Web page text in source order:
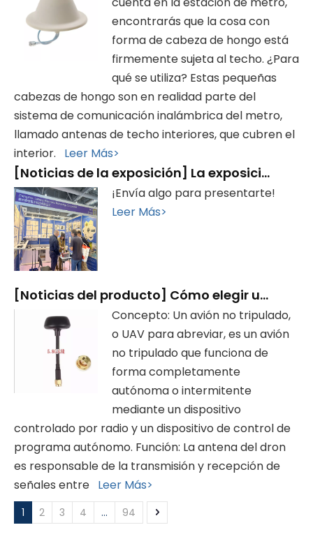
encontrarás que la cosa con
forma de cabeza de hongo está
firmemente sujeta al techo. ¿Para
qué se utiliza? Estas pequeñas
cabezas de hongo son en realidad parte del
sistema de comunicación inalámbrica del metro,
llamado antenas de techo interiores, que cubren el
interior. Leer Más>
[Noticias de la exposición] La exposición finalizó con éxito, ¡gracias por su visita!
¡Envía algo para presentarte!
Leer Más>
[Noticias del producto] Cómo elegir una antena para drones
Concepto: Un avión no tripulado,
o UAV para abreviar, es un avión
no tripulado que funciona de
forma completamente
autónoma o intermitente
mediante un dispositivo
controlado por radio y un dispositivo de control de
programa autónomo. Función: La antena del dron
es responsable de la transmisión y recepción de
señales entre Leer Más>
1 2 3 4 ... 94